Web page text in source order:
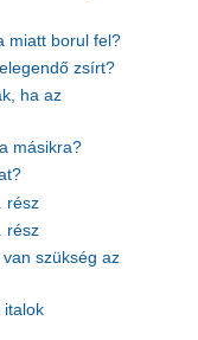
miatt borul fel?
zsírt?
ha az
másikra?
rész
rész
szükség az
italok